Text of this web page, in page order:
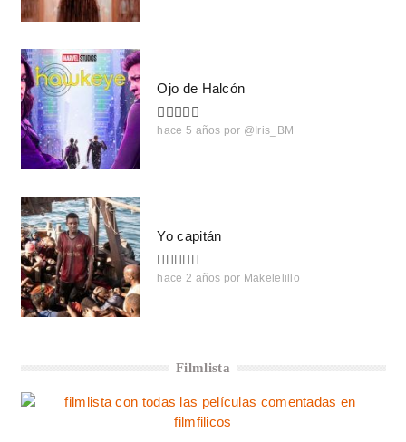
Ojo de Halcón
hace 5 años por @Iris_BM
Yo capitán
hace 2 años por Makelelillo
Filmlista